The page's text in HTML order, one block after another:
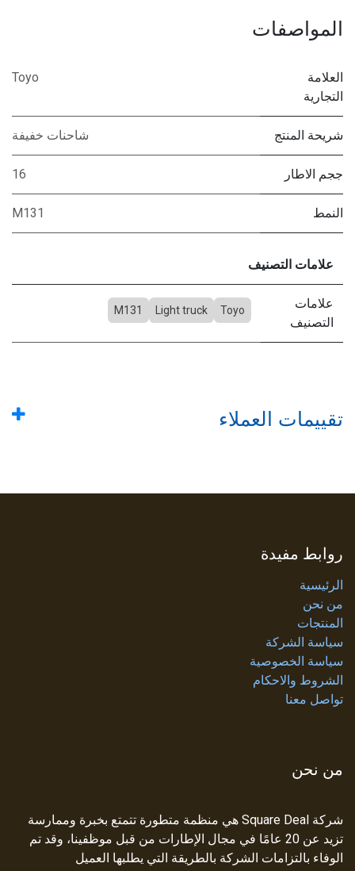
المواصفات
العلامة
التجارية
Toyo
شريحة المنتج شاحنات خفيفة
ججم الاطار 16
النمط M131
علامات التصنيف
علامات
التصنيف
Toyo
Light truck
M131
تقييمات العملاء
روابط مفيدة
الرئيسية
من نحن
المنتجات
سياسة الشركة
سياسة الخصوصية
الشروط والاحكام
تواصل معنا
من نحن
شركة Square Deal هي منظمة متطورة تتمتع بخبرة وممارسة
تزيد عن 20 عامًا في مجال الإطارات من قبل موظفينا، وقد تم
الوفاء بالتزامات الشركة بالطريقة التي يطلبها العميل